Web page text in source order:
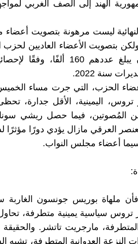
الهند إلى الصف الغربي
ليست مرهونة بتصويت
بتصويت الأعضاء العاديين لحزب
اليمينية، الأقل جدارة،
على 62% من المُصوتين، فيما حصل ريشي
العنصر العرقي مازال يؤدي دورًا
أعضاء مجلس النواب.
ملهاة بوريس جونسون الغاربة
تروس سياسية يمينية متطرفة،
المتطرفة، مارجريت تاتشر. والحقيقة
العدوانية المتطرفة، تشبه